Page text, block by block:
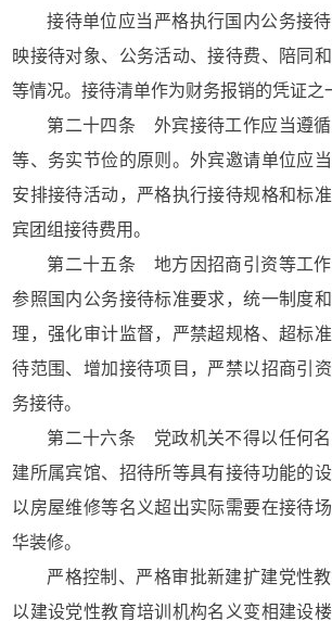
接待单位应当严格执行国内公务接
映接待对象、公务活动、接待费、陪同
等情况。接待清单作为财务报销的凭证之
第二十四条 外宾接待工作应当遵
等、务实节俭的原则。外宾邀请单位应
安排接待活动，严格执行接待规格和标
宾团组接待费用。
第二十五条 地方因招商引资等工
参照国内公务接待标准要求，统一制度
理，强化审计监督，严禁超规格、超标
待范围、增加接待项目，严禁以招商引
务接待。
第二十六条 党政机关不得以任何
建所属宾馆、招待所等具有接待功能的
以房屋维修等名义超出实际需要在接待
华装修。
严格控制、严格审批新建扩建党性
以建设党性教育培训机构名义变相建设